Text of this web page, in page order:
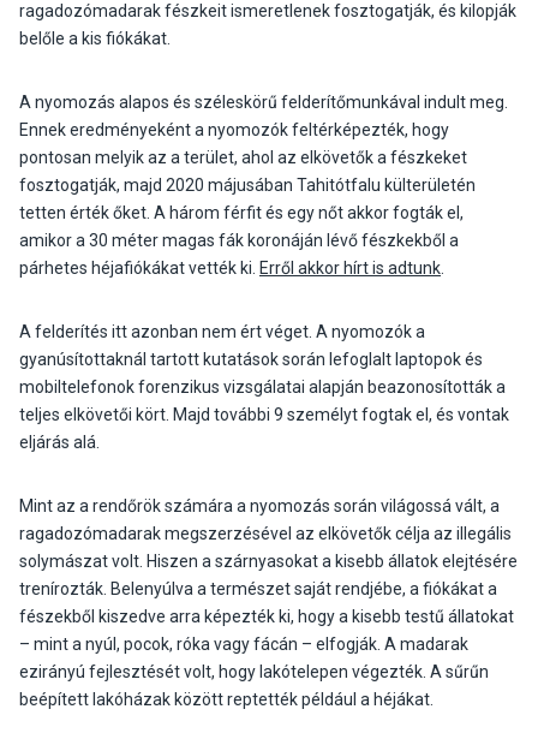
ragadozómadarak fészkeit ismeretlenek fosztogatják, és kilopják
belőle a kis fiókákat.
A nyomozás alapos és széleskörű felderítőmunkával indult meg.
Ennek eredményeként a nyomozók feltérképezték, hogy
pontosan melyik az a terület, ahol az elkövetők a fészkeket
fosztogatják, majd 2020 májusában Tahitótfalu külterületén
tetten érték őket. A három férfit és egy nőt akkor fogták el,
amikor a 30 méter magas fák koronáján lévő fészkekből a
párhetes héjafiókákat vették ki. Erről akkor hírt is adtunk
A felderítés itt azonban nem ért véget. A nyomozók a
gyanúsítottaknál tartott kutatások során lefoglalt laptopok és
mobiltelefonok forenzikus vizsgálatai alapján beazonosították a
teljes elkövetői kört. Majd további 9 személyt fogtak el, és vontak
eljárás alá.
Mint az a rendőrök számára a nyomozás során világossá vált, a
ragadozómadarak megszerzésével az elkövetők célja az illegális
solymászat volt. Hiszen a szárnyasokat a kisebb állatok elejtésére
trenírozták. Belenyúlva a természet saját rendjébe, a fiókákat a
fészekből kiszedve arra képezték ki, hogy a kisebb testű állatokat
– mint a nyúl, pocok, róka vagy fácán – elfogják. A madarak
ezirányú fejlesztését volt, hogy lakótelepen végezték. A sűrűn
beépített lakóházak között reptették például a héjákat.